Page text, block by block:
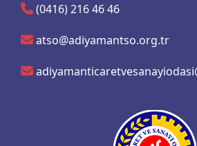
(0416) 216 46 46
atso@adiyamantso.org.tr